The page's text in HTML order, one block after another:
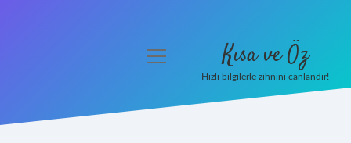
menüyü
Kısa ve Öz
Hızlı bilgilerle zihnini canlandır!